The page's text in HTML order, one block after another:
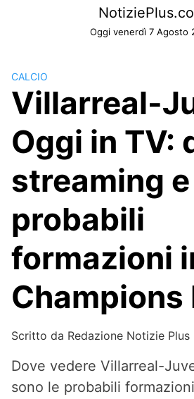
Oggi venerdì 7 Agosto
CALCIO
Villarreal-
Oggi in TV:
streaming e
probabili
formazioni
Champions
Scritto da Redazione Notizie Plus
Dove vedere Villarreal-
sono le probabili